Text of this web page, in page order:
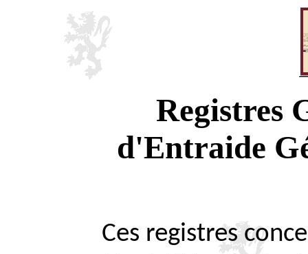
Registres
d'Entraide
Ces registres